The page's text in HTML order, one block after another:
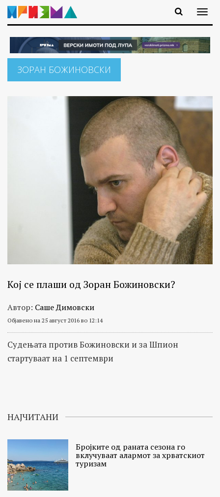
ЗОРАН БОЖИНОВСКИ
Кој се плаши од Зоран Божиновски?
Автор: Саше Димовски
Објавено на 25 август 2016 во 12:14
Судењата против Божиновски и за Шпион
стартуваат на 1 септември
НАЈЧИТАНИ
Бројките од раната сезона го
вклучуваат алармот за хрватскиот
туризам